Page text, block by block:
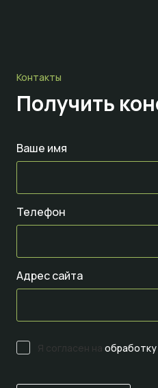
Контакты
Получить
Ваше имя
Телефон
Адрес сайта
Я согласен на